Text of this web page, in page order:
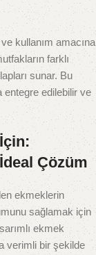
kullanım amacına
farklı
sunar. Bu
edilebilir ve
Çözüm
ekmeklerin
sağlamak için
ekmek
verimli bir şekilde